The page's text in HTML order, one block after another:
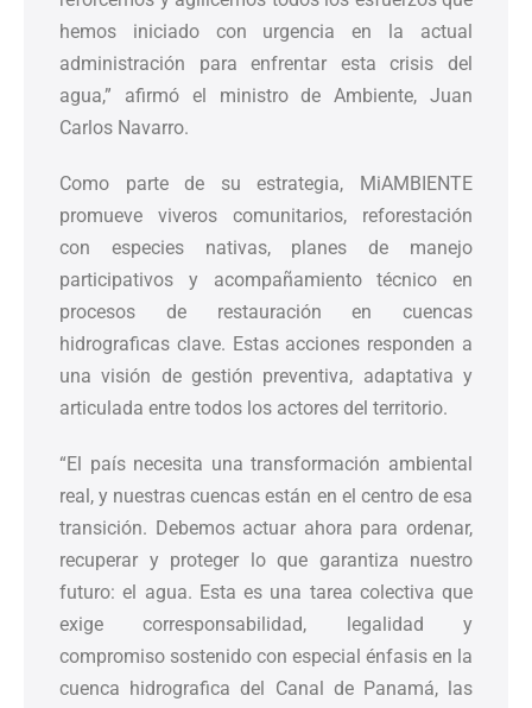
hemos iniciado con urgencia en la actual
administración para enfrentar esta crisis del
agua,” afirmó el ministro de Ambiente, Juan
Carlos Navarro.
Como parte de su estrategia, MiAMBIENTE
promueve viveros comunitarios, reforestación
con especies nativas, planes de manejo
participativos y acompañamiento técnico en
procesos de restauración en cuencas
hidrograficas clave. Estas acciones responden a
una visión de gestión preventiva, adaptativa y
articulada entre todos los actores del territorio.
“El país necesita una transformación ambiental
real, y nuestras cuencas están en el centro de esa
transición. Debemos actuar ahora para ordenar,
recuperar y proteger lo que garantiza nuestro
futuro: el agua. Esta es una tarea colectiva que
exige corresponsabilidad, legalidad y
compromiso sostenido con especial énfasis en la
cuenca hidrografica del Canal de Panamá, las